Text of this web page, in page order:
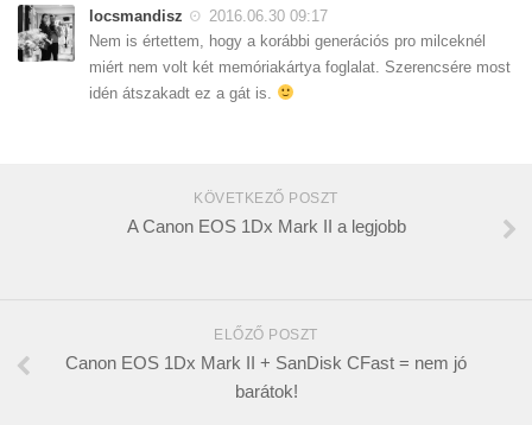
locsmandisz
2016.06.30 09:17
Nem is értettem, hogy a korábbi generációs pro milceknél
miért nem volt két memóriakártya foglalat. Szerencsére most
idén átszakadt ez a gát is.
KÖVETKEZŐ POSZT
A Canon EOS 1Dx Mark II a legjobb
ELŐZŐ POSZT
Canon EOS 1Dx Mark II + SanDisk CFast = nem jó
barátok!